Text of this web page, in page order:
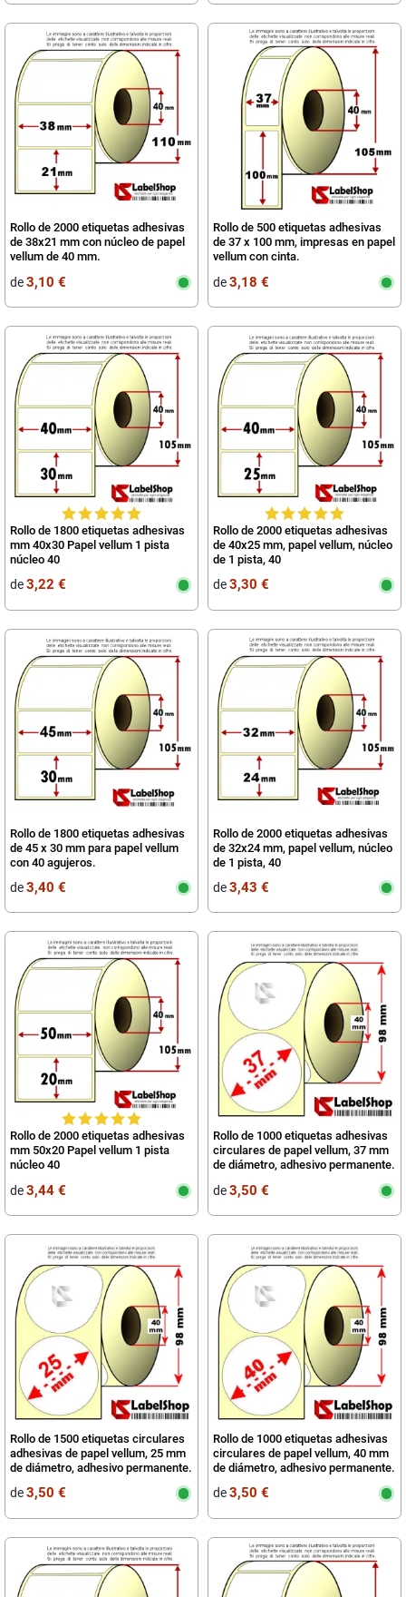
Rollo de 2000 etiquetas adhesivas
de 38x21 mm con núcleo de papel
vellum de 40 mm.
de3,10 €
Rollo de 500 etiquetas adhesivas
de 37 x 100 mm, impresas en papel
vellum con cinta.
de3,18 €
Rollo de 1800 etiquetas adhesivas
mm 40x30 Papel vellum 1 pista
núcleo 40
de3,22 €
Rollo de 2000 etiquetas adhesivas
de 40x25 mm, papel vellum, núcleo
de 1 pista, 40
de3,30 €
Rollo de 1800 etiquetas adhesivas
de 45 x 30 mm para papel vellum
con 40 agujeros.
de3,40 €
Rollo de 2000 etiquetas adhesivas
de 32x24 mm, papel vellum, núcleo
de 1 pista, 40
de3,43 €
Rollo de 2000 etiquetas adhesivas
mm 50x20 Papel vellum 1 pista
núcleo 40
de3,44 €
Rollo de 1000 etiquetas adhesivas
circulares de papel vellum, 37 mm
de diámetro, adhesivo permanente.
de3,50 €
Rollo de 1500 etiquetas circulares
adhesivas de papel vellum, 25 mm
de diámetro, adhesivo permanente.
de3,50 €
Rollo de 1000 etiquetas adhesivas
circulares de papel vellum, 40 mm
de diámetro, adhesivo permanente.
de3,50 €